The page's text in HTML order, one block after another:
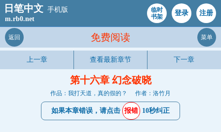
日笔中文 手机版
m.rb0.net
临时
书架
登录 注册
免费阅读
返回 菜单
上一章 查看最新章节 下一章
第十六章 幻念破晓
作品：我打天道，真的假的？ 作者：洛竹月
如果本章错误，请点击 报错 10秒纠正